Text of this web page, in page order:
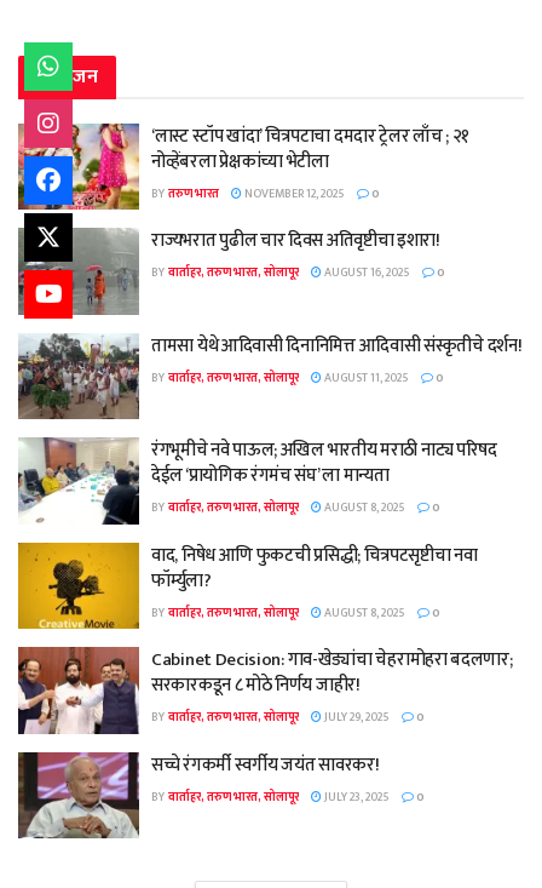
मनोरंजन
‘लास्ट स्टॉप खांदा’ चित्रपटाचा दमदार ट्रेलर लाँच ; २१
नोव्हेंबरला प्रेक्षकांच्या भेटीला
BYतरुण भारत NOVEMBER 12, 2025 0
राज्यभरात पुढील चार दिवस अतिवृष्टीचा इशारा!
BYवार्ताहर, तरुण भारत, सोलापूर AUGUST 16, 2025 0
तामसा येथे आदिवासी दिनानिमित्त आदिवासी संस्कृतीचे दर्शन!
BYवार्ताहर, तरुण भारत, सोलापूर AUGUST 11, 2025 0
रंगभूमीचे नवे पाऊल; अखिल भारतीय मराठी नाट्य परिषद
देईल ‘प्रायोगिक रंगमंच संघ’ ला मान्यता
BYवार्ताहर, तरुण भारत, सोलापूर AUGUST 8, 2025 0
वाद, निषेध आणि फुकटची प्रसिद्धी; चित्रपटसृष्टीचा नवा
फॉर्म्युला?
BYवार्ताहर, तरुण भारत, सोलापूर AUGUST 8, 2025 0
Cabinet Decision: गाव-खेड्यांचा चेहरामोहरा बदलणार;
सरकारकडून ८ मोठे निर्णय जाहीर!
BYवार्ताहर, तरुण भारत, सोलापूर JULY 29, 2025 0
सच्चे रंगकर्मी स्वर्गीय जयंत सावरकर!
BYवार्ताहर, तरुण भारत, सोलापूर JULY 23, 2025 0